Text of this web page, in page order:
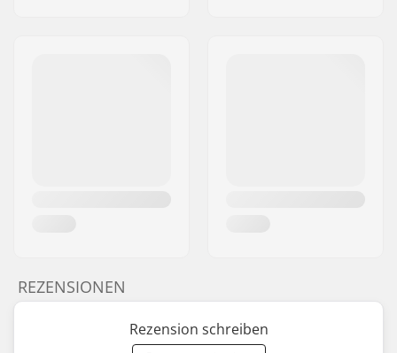
REZENSIONEN
Rezension schreiben